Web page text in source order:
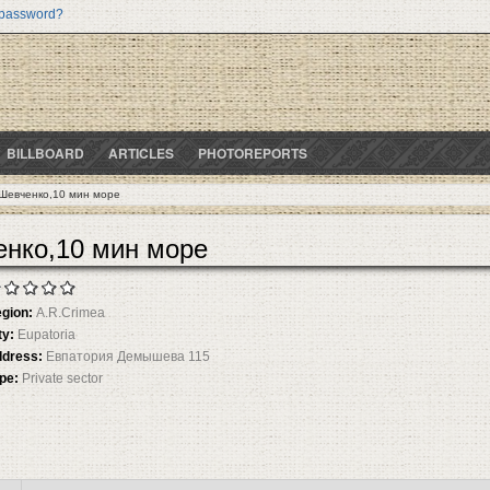
BILLBOARD ARTICLES PHOTOREPORTS
мин море
мин море
A.R.Crimea
Eupatoria
Евпатория Демышева 115
Private sector